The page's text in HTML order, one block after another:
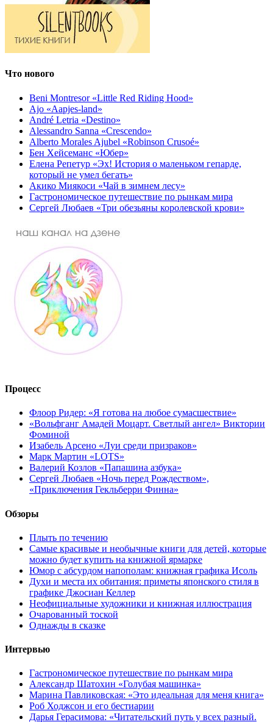
Что нового
Beni Montresor «Little Red Riding Hood»
Ajo «Aapjes-land»
André Letria «Destino»
Alessandro Sanna «Crescendo»
Alberto Morales Ajubel «Robinson Crusoé»
Бен Хейсеманс «Юбер»
Елена Репетур «Эх! История о маленьком гепарде,
который не умел бегать»
Акико Миякоси «Чай в зимнем лесу»
Гастрономическое путешествие по рынкам мира
Сергей Любаев «Три обезьяны королевской крови»
Процесс
Флоор Ридер: «Я готова на любое сумасшествие»
«Вольфганг Амадей Моцарт. Светлый ангел» Виктории
Фоминой
Изабель Арсено «Луи среди призраков»
Марк Мартин «LOTS»
Валерий Козлов «Папашина азбука»
Сергей Любаев «Ночь перед Рождеством»,
«Приключения Гекльберри Финна»
Обзоры
Плыть по течению
Самые красивые и необычные книги для детей, которые
можно будет купить на книжной ярмарке
Юмор с абсурдом напополам: книжная графика Исоль
Духи и места их обитания: приметы японского стиля в
графике Джосиан Келлер
Неофициальные художники и книжная иллюстрация
Очарованный тоской
Однажды в сказке
Интервью
Гастрономическое путешествие по рынкам мира
Александр Шатохин «Голубая машинка»
Марина Павликовская: «Это идеальная для меня книга»
Роб Ходжсон и его бестиарии
Дарья Герасимова: «Читательский путь у всех разный.